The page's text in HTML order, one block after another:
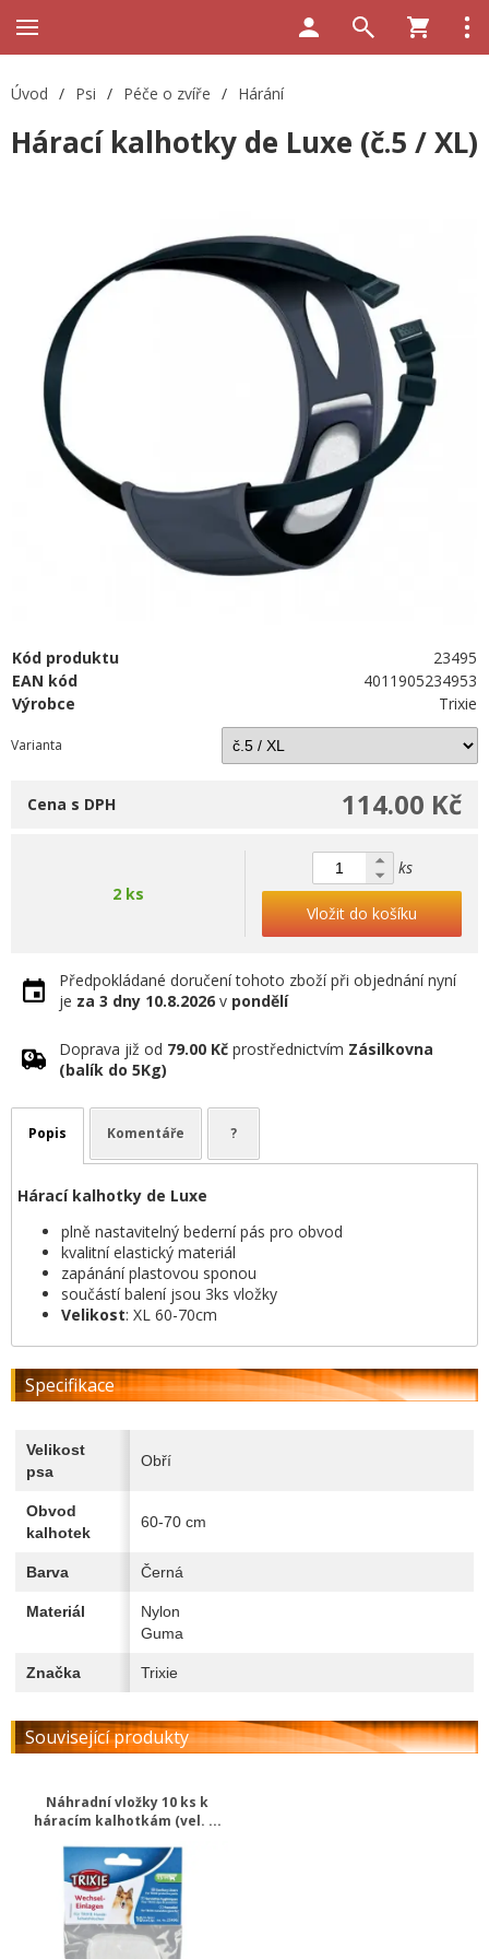
Úvod / Psi / Péče o zvíře / Hárání
Hárací kalhotky de Luxe (č.5 / XL)
Kód produktu
23495
EAN kód
4011905234953
Výrobce
Trixie
Varianta
114.00 Kč
Cena s DPH
2 ks
ks
Vložit do košíku
Předpokládané doručení tohoto zboží při objednání nyní
je za 3 dny 10.8.2026 v pondělí
Doprava již od 79.00 Kč prostřednictvím Zásilkovna
(balík do 5Kg)
Popis Komentáře ?
Hárací kalhotky de Luxe
plně nastavitelný bederní pás pro obvod
kvalitní elastický materiál
zapánání plastovou sponou
součástí balení jsou 3ks vložky
Velikost: XL 60-70cm
Specifikace
Velikost
psa
Obří
Obvod
kalhotek
60-70 cm
Barva Černá
Materiál
Nylon
Guma
Značka Trixie
Související produkty
Náhradní vložky 10 ks k
háracím kalhotkám (vel. ...